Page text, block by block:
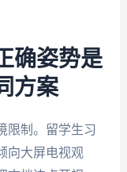
确姿势是
方案
限制。留学生习
向大屏电视观